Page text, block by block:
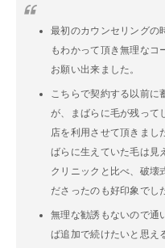
最初のカウンセリングの
もわかって頂き無理なコ
お願い出来ました。
こちらで契約する以前に
が、まばらに毛が残って
店を利用させて頂きまし
ばらに生えていた毛は見
クリニックと比べ、破壊
ださったのも好印象でし
無理な勧誘もないので通
ば追加で続けたいと思え